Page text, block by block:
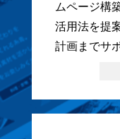
ムページ構
活用法を提
計画までサ